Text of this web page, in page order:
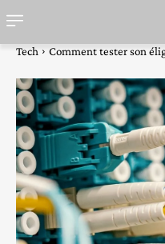
Tech Comment tester son